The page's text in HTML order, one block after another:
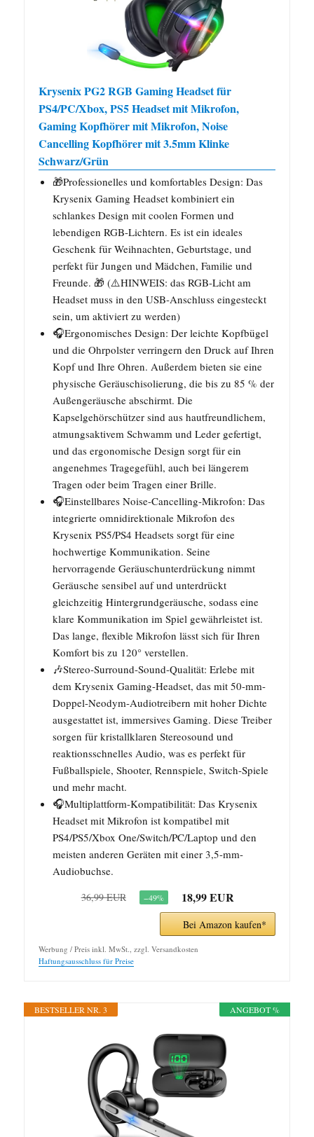
Krysenix PG2 RGB Gaming Headset für
PS4/PC/Xbox, PS5 Headset mit Mikrofon,
Gaming Kopfhörer mit Mikrofon, Noise
Cancelling Kopfhörer mit 3.5mm Klinke
Schwarz/Grün
🎁Professionelles und komfortables Design: Das
Krysenix Gaming Headset kombiniert ein
schlankes Design mit coolen Formen und
lebendigen RGB-Lichtern. Es ist ein ideales
Geschenk für Weihnachten, Geburtstage, und
perfekt für Jungen und Mädchen, Familie und
Freunde. 🎁 (⚠️HINWEIS: das RGB-Licht am
Headset muss in den USB-Anschluss eingesteckt
sein, um aktiviert zu werden)
🎧Ergonomisches Design: Der leichte Kopfbügel
und die Ohrpolster verringern den Druck auf Ihren
Kopf und Ihre Ohren. Außerdem bieten sie eine
physische Geräuschisolierung, die bis zu 85 % der
Außengeräusche abschirmt. Die
Kapselgehörschützer sind aus hautfreundlichem,
atmungsaktivem Schwamm und Leder gefertigt,
und das ergonomische Design sorgt für ein
angenehmes Tragegefühl, auch bei längerem
Tragen oder beim Tragen einer Brille.
🎧Einstellbares Noise-Cancelling-Mikrofon: Das
integrierte omnidirektionale Mikrofon des
Krysenix PS5/PS4 Headsets sorgt für eine
hochwertige Kommunikation. Seine
hervorragende Geräuschunterdrückung nimmt
Geräusche sensibel auf und unterdrückt
gleichzeitig Hintergrundgeräusche, sodass eine
klare Kommunikation im Spiel gewährleistet ist.
Das lange, flexible Mikrofon lässt sich für Ihren
Komfort bis zu 120° verstellen.
🎶Stereo-Surround-Sound-Qualität: Erlebe mit
dem Krysenix Gaming-Headset, das mit 50-mm-
Doppel-Neodym-Audiotreibern mit hoher Dichte
ausgestattet ist, immersives Gaming. Diese Treiber
sorgen für kristallklaren Stereosound und
reaktionsschnelles Audio, was es perfekt für
Fußballspiele, Shooter, Rennspiele, Switch-Spiele
und mehr macht.
🎧Multiplattform-Kompatibilität: Das Krysenix
Headset mit Mikrofon ist kompatibel mit
PS4/PS5/Xbox One/Switch/PC/Laptop und den
meisten anderen Geräten mit einer 3,5-mm-
Audiobuchse.
36,99 EUR −49% 18,99 EUR
Bei Amazon kaufen*
Werbung / Preis inkl. MwSt., zzgl. Versandkosten
Haftungsausschluss für Preise
ANGEBOT %
BESTSELLER NR. 3